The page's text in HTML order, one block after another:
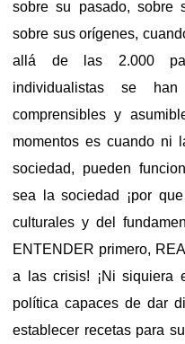
sobre su pasado, sobre
sobre sus orígenes,
allá de las 2.000
individualistas se
comprensibles y
momentos es cuando ni
sociedad, pueden
sea la sociedad ¡por
culturales y del
ENTENDER primero,
a las crisis! ¡Ni siquiera
política capaces de dar
establecer recetas para